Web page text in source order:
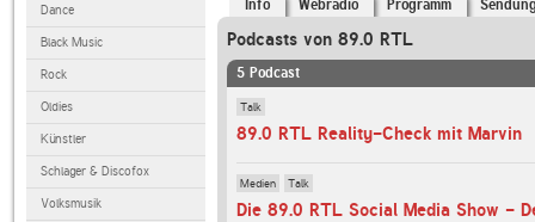
Dance
Black Music
Rock
Oldies
Künstler
Schlager & Discofox
Volksmusik
Info Webradio Programm
Podcasts von 89.0 RTL
5 Podcast
Talk
89.0 RTL Reality-Check mit Marvin
Medien Talk
Die 89.0 RTL Social Media Show -